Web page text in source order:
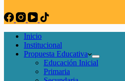
Inicio
Institucional
Propuesta Educativa
Educación Inicial
Primaria